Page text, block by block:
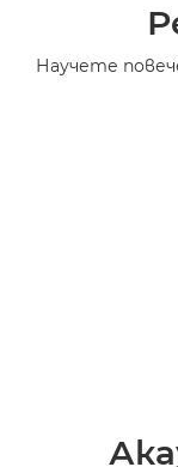
Научете